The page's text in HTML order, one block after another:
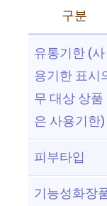
구분
유통기한 (사
용기한 표시
무 대상 상품
은 사용기한)
피부타입
기능성화장